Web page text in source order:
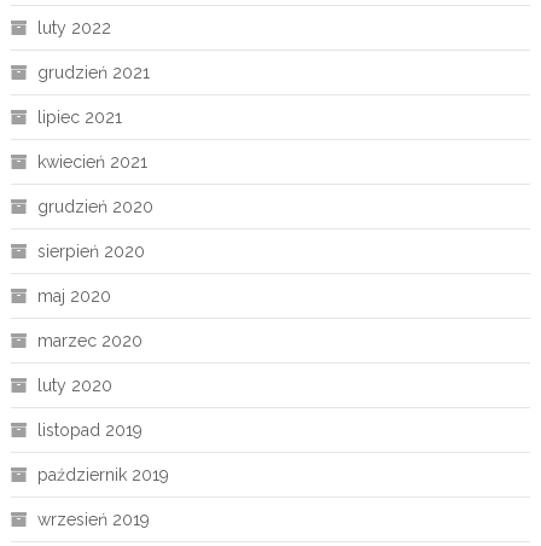
luty 2022
grudzień 2021
lipiec 2021
kwiecień 2021
grudzień 2020
sierpień 2020
maj 2020
marzec 2020
luty 2020
listopad 2019
październik 2019
wrzesień 2019